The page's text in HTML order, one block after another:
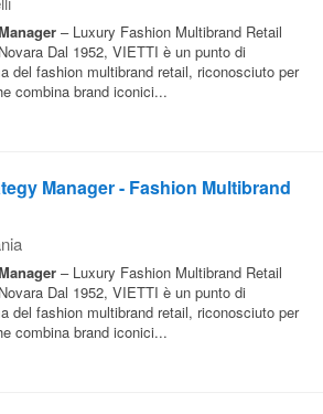
– Luxury Fashion Multibrand Retail
Dal 1952, VIETTI è un punto di
del fashion multibrand retail, riconosciuto per
combina brand iconici...
Manager - Fashion Multibrand
– Luxury Fashion Multibrand Retail
Dal 1952, VIETTI è un punto di
del fashion multibrand retail, riconosciuto per
combina brand iconici...